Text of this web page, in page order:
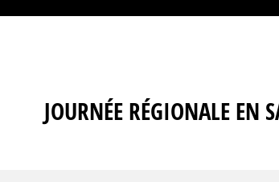
JOURNÉE RÉGIONALE EN